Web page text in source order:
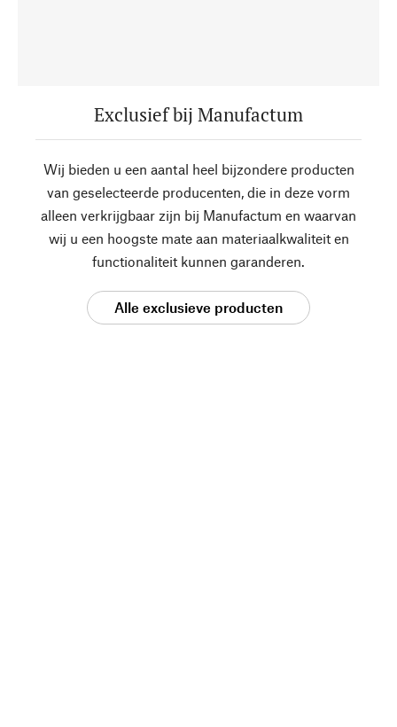
Exclusief bij Manufactum
Wij bieden u een aantal heel bijzondere producten
van geselecteerde producenten, die in deze vorm
alleen verkrijgbaar zijn bij Manufactum en waarvan
wij u een hoogste mate aan materiaalkwaliteit en
functionaliteit kunnen garanderen.
Alle exclusieve producten